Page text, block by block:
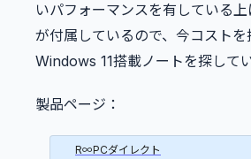
いパフォーマンスを有している
が付属しているので、今コスト
Windows 11搭載ノートを探して
製品ページ：
R∞PCダイレクト